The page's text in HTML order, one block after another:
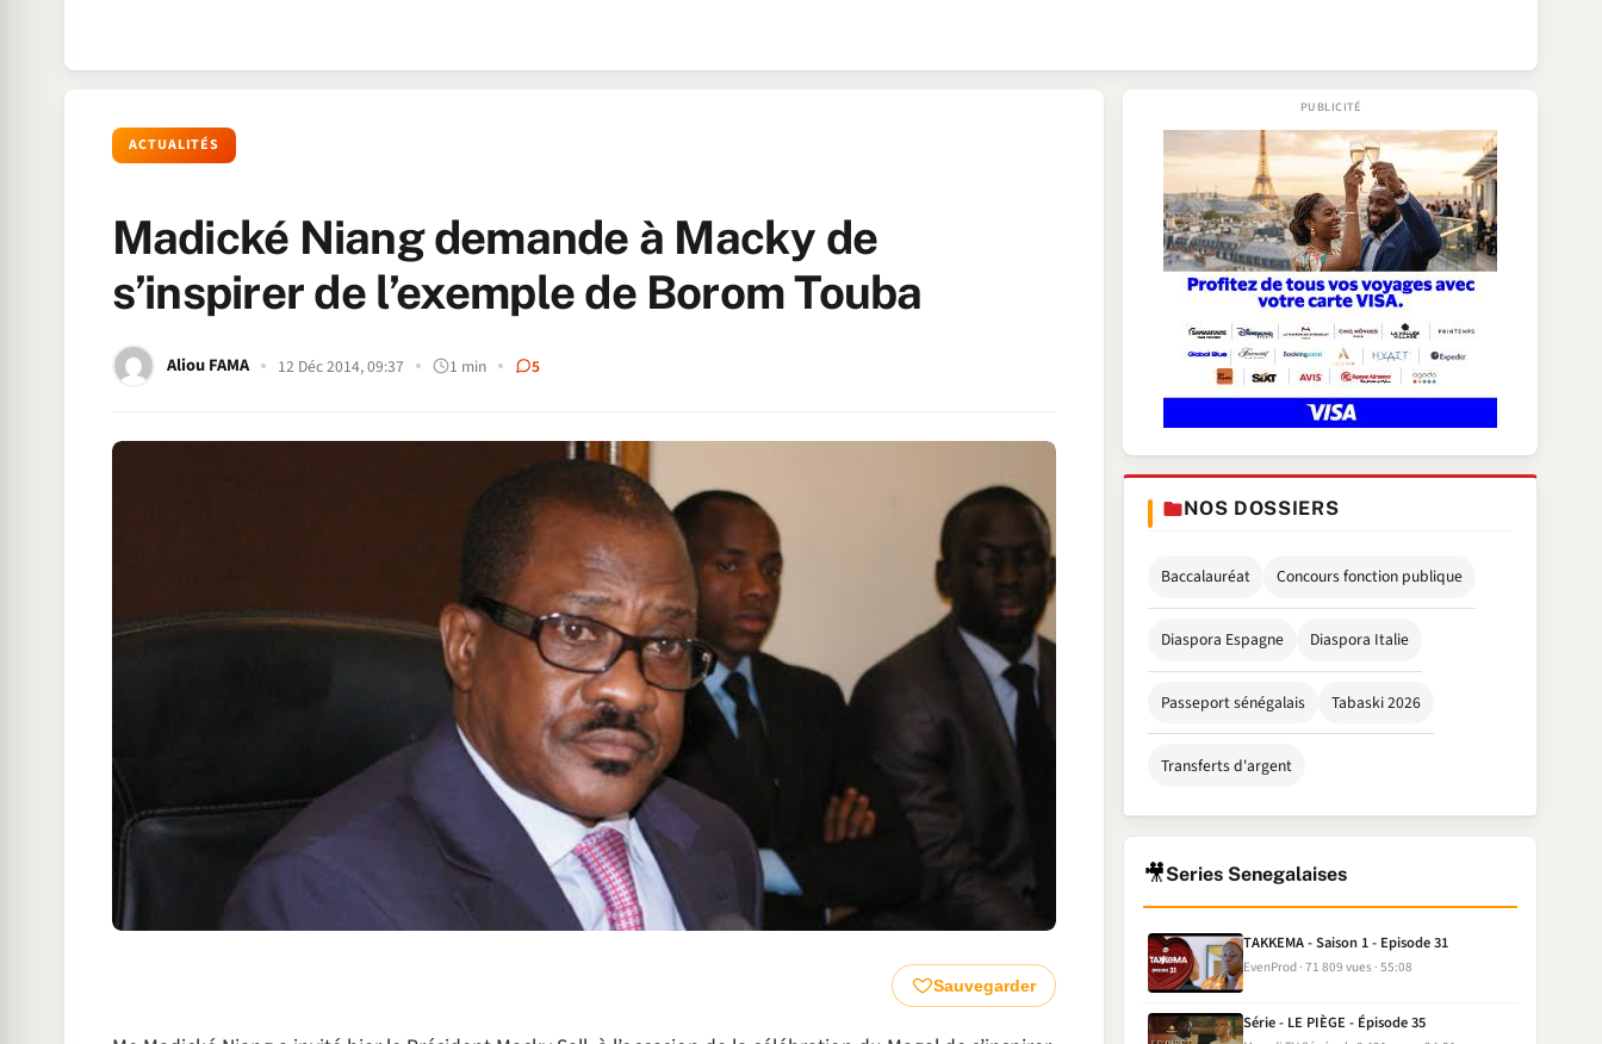
ACTUALITÉS
Madické Niang demande à Macky de
s’inspirer de l’exemple de Borom Touba
Aliou FAMA 12 Déc 2014, 09:37 1 min 5
Sauvegarder
NOS DOSSIERS
Baccalauréat Concours fonction publique
Diaspora Espagne Diaspora Italie
Passeport sénégalais Tabaski 2026
Transferts d'argent
🎥Series Senegalaises
TAKKEMA - Saison 1 - Episode 31
EvenProd 71 809 vues 55:08
Série - LE PIÈGE - Épisode 35